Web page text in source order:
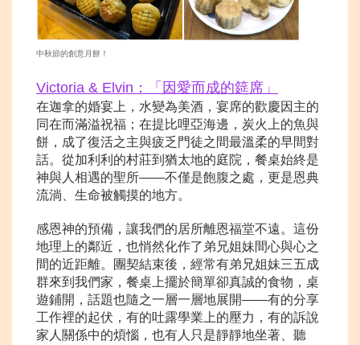
中秋節的創意月餅！
Victoria & Elvin：「因愛而成的筵席」
在迦拿的婚宴上，水變為美酒，宴席的歡慶因主的
同在而滿溢祝福；在提比哩亞海邊，炭火上的魚與
餅，成了復活之主與疲乏門徒之間最溫柔的早間對
話。從加利利的村莊到猶太地的庭院，餐桌始終是
神與人相遇的聖所——不僅是飽腹之處，更是恩典
流淌、生命被觸摸的地方。
感恩神的預備，讓我們的居所離恩福堂不遠。這份
地理上的鄰近，也悄然化作了弟兄姐妹間心與心之
間的近距離。團契結束後，經常有弟兄姐妹三五成
群來到我們家，餐桌上擺於簡單卻真誠的食物，桌
遊鋪開，話題也隨之一層一層地展開——有的分享
工作裡的起伏，有的吐露學業上的壓力，有的訴說
家人關係中的煩惱，也有人只是靜靜地坐著、聽